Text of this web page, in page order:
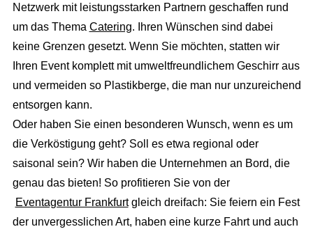
Eventausstattung
Technik
Catering
Dekoration
Roboter
Corporate Events
Exhibition Events
Incentives
Public Events
Hochzeit
Kinder Events
Weihnachtsfeier
Familienfeiern
DJ Booking
Events & Marketing
Eventmarketing
Promotion
Public Relations
Advertising
Internetmarketing
LED Outdoor Werbung
Plakatwerbung
Referenzen
Über uns
Die Agentur
Konzeption
Standorte
Kontakt / Anfrage
Netzwerk mit leistungsstarken Partnern geschaffen rund
um das Thema Catering. Ihren Wünschen sind dabei
keine Grenzen gesetzt. Wenn Sie möchten, statten wir
Ihren Event komplett mit umweltfreundlichem Geschirr aus
und vermeiden so Plastikberge, die man nur unzureichend
entsorgen kann.
Oder haben Sie einen besonderen Wunsch, wenn es um
die Verköstigung geht? Soll es etwa regional oder
saisonal sein? Wir haben die Unternehmen an Bord, die
genau das bieten! So profitieren Sie von der
Eventagentur Frankfurtgleich dreifach: Sie feiern ein Fest
der unvergesslichen Art, haben eine kurze Fahrt und auch